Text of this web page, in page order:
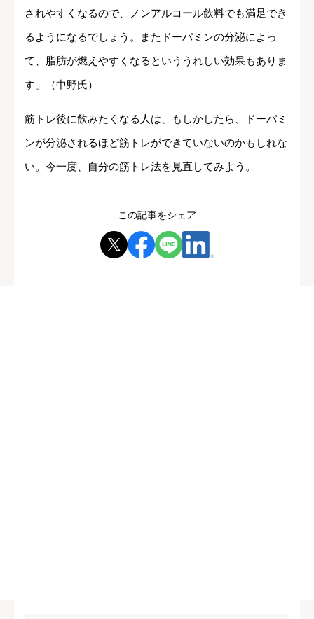
されやすくなるので、ノンアルコール飲料でも満足でき
るようになるでしょう。またドーパミンの分泌によっ
て、脂肪が燃えやすくなるといううれしい効果もありま
す」（中野氏）
筋トレ後に飲みたくなる人は、もしかしたら、ドーパミ
ンが分泌されるほど筋トレができていないのかもしれな
い。今一度、自分の筋トレ法を見直してみよう。
この記事をシェア